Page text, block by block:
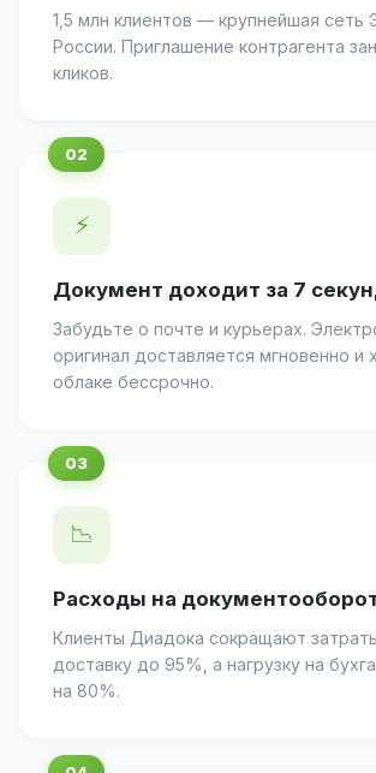
1,5 млн клиентов — крупнейшая сеть
России. Приглашение контрагента
кликов.
⚡
Документ доходит за 7
Забудьте о почте и курьерах.
оригинал доставляется мгновенно и
облаке бессрочно.
📉
Расходы на
Клиенты Диадока сокращают
доставку до 95%, а нагрузку на
на 80%.